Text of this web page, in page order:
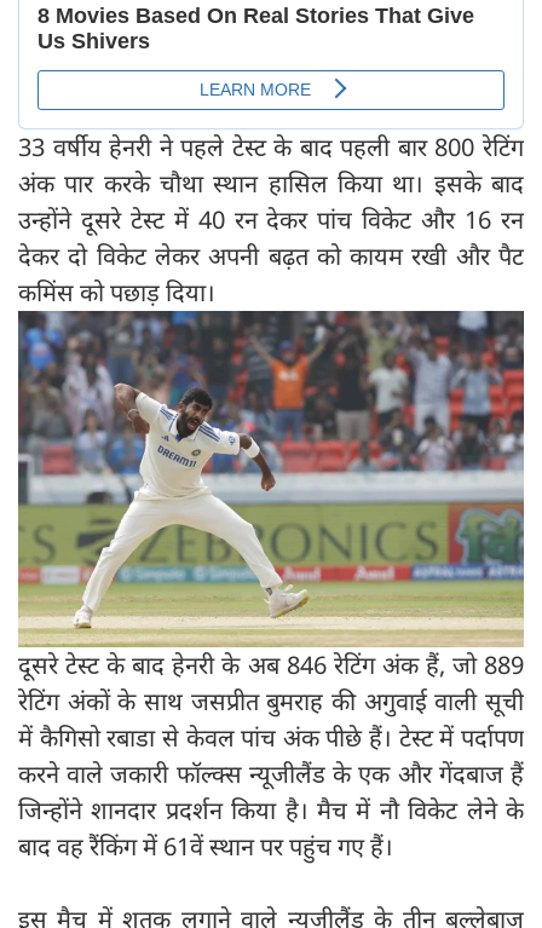
33 वर्षीय हेनरी ने पहले टेस्ट के बाद पहली बार 800 रेटिंग
अंक पार करके चौथा स्थान हासिल किया था। इसके बाद
उन्होंने दूसरे टेस्ट में 40 रन देकर पांच विकेट और 16 रन
देकर दो विकेट लेकर अपनी बढ़त को कायम रखी और पैट
कमिंस को पछाड़ दिया।
दूसरे टेस्ट के बाद हेनरी के अब 846 रेटिंग अंक हैं, जो 889
रेटिंग अंकों के साथ जसप्रीत बुमराह की अगुवाई वाली सूची
में कैगिसो रबाडा से केवल पांच अंक पीछे हैं। टेस्ट में पर्दापण
करने वाले जकारी फॉल्क्स न्यूजीलैंड के एक और गेंदबाज हैं
जिन्होंने शानदार प्रदर्शन किया है। मैच में नौ विकेट लेने के
बाद वह रैंकिंग में 61वें स्थान पर पहुंच गए हैं।
इस मैच में शतक लगाने वाले न्यूजीलैंड के तीन बल्लेबाज